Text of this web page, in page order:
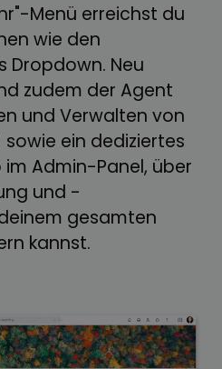
Menü erreichst du
wie den
Dropdown. Neu
zudem der Agent
und Verwalten von
ein dediziertes
Admin-Panel, über
und -
gesamten
kannst.